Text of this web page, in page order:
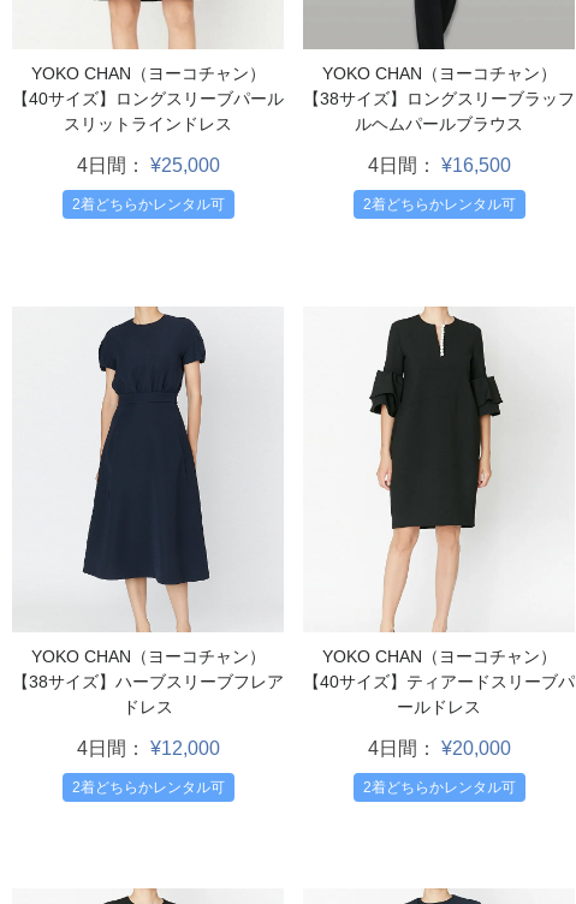
YOKO CHAN（ヨーコチャン）
【40サイズ】ロングスリーブパール
スリットラインドレス
4日間： ¥25,000
2着どちらかレンタル可
YOKO CHAN（ヨーコチャン）
【38サイズ】ロングスリーブラッフ
ルヘムパールブラウス
4日間： ¥16,500
2着どちらかレンタル可
YOKO CHAN（ヨーコチャン）
【38サイズ】ハーブスリーブフレア
ドレス
4日間： ¥12,000
2着どちらかレンタル可
YOKO CHAN（ヨーコチャン）
【40サイズ】ティアードスリーブパ
ールドレス
4日間： ¥20,000
2着どちらかレンタル可